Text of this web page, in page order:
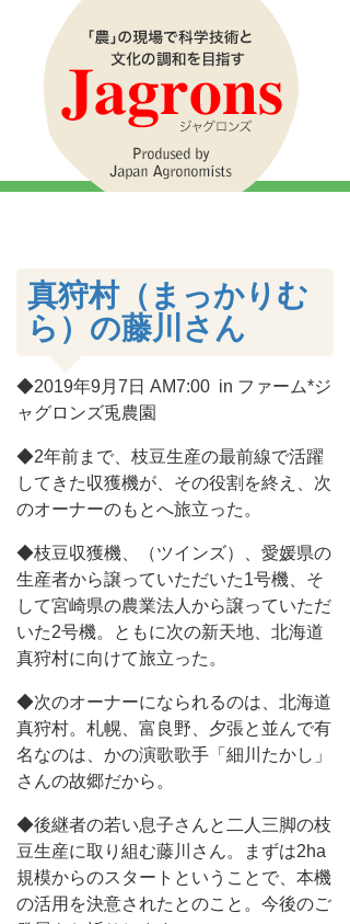
真狩村（まっかりむ
ら）の藤川さん
◆2019年9月7日 AM7:00 in ファーム*ジ
ャグロンズ兎農園
◆2年前まで、枝豆生産の最前線で活躍
してきた収獲機が、その役割を終え、次
のオーナーのもとへ旅立った。
◆枝豆収獲機、（ツインズ）、愛媛県の
生産者から譲っていただいた1号機、そ
して宮崎県の農業法人から譲っていただ
いた2号機。ともに次の新天地、北海道
真狩村に向けて旅立った。
◆次のオーナーになられるのは、北海道
真狩村。札幌、富良野、夕張と並んで有
名なのは、かの演歌歌手「細川たかし」
さんの故郷だから。
◆後継者の若い息子さんと二人三脚の枝
豆生産に取り組む藤川さん。まずは2ha
規模からのスタートということで、本機
の活用を決意されたとのこと。今後のご